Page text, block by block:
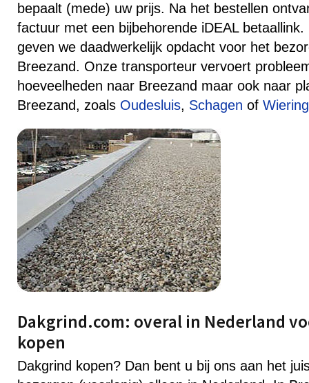
bepaalt (mede) uw prijs. Na het bestellen
factuur met een bijbehorende iDEAL betaallink.
geven we daadwerkelijk opdacht voor het
Breezand. Onze transporteur vervoert
hoeveelheden naar Breezand maar ook naar
Breezand, zoals Oudesluis, Schagen of
Dakgrind.com: overal in Nederland
kopen
Dakgrind kopen? Dan bent u bij ons aan het